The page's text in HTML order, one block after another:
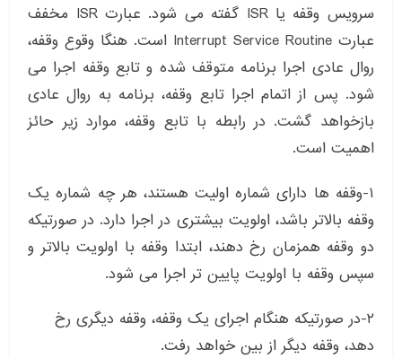
سرویس وقفه یا ISR گفته می شود. عبارت ISR مخفف
عبارت Interrupt Service Routine است. هنگا وقوع وقفه،
روال عادی اجرا برنامه متوقف شده و تابع وقفه اجرا می
شود. پس از اتمام اجرا تابع وقفه، برنامه به روال عادی
بازخواهد گشت. در رابطه با تابع وقفه، موارد زیر حائز
اهمیت است.
۱-وقفه ها دارای شماره اولیت هستند، هر چه شماره یک
وقفه بالاتر باشد، اولویت بیشتری در اجرا دارد. در صورتیکه
دو وقفه همزمان رخ دهند، ابتدا وقفه با اولویت بالاتر و
سپس وقفه با اولویت پایین تر اجرا می شود.
۲-در صورتیکه هنگام اجرای یک وقفه، وقفه دیگری رخ
دهد، وقفه دیگر از بین خواهد رفت.